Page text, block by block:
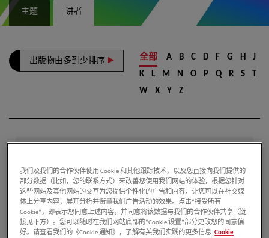
主题 讲者
出版物由多到少排序 全部 A B C D F G H
J
K
L M N O P Q R S
T
W
X Y Z
出版物：19
姚永朋
我们及我们的合作伙伴使用 Cookie 和其他跟踪技术，以及您直接向我们提供的
部分数据（比如，您的联系方式）来改善您使用我们网站的体验，根据您针对
这些网站及其他网站的交互为您提供个性化的广告和内容，让您可以在社交媒
体上分享内容，展开分析并衡量我们广告活动的效果。点击“接受所有
Cookie”，即表示您同意上述内容，并同意将该数据与我们的合作伙伴共享（链
接见下方）。您可以随时在我们网站底部的“Cookie 设置”部分更改您的同意偏
好。请查看我们的《Cookie 通知》，了解有关我们实践的更多信息 Cookie